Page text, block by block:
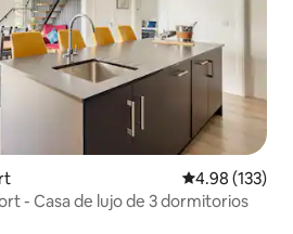
Calificación
4.98 (133)
- Casa de lujo de 3 dormitorios